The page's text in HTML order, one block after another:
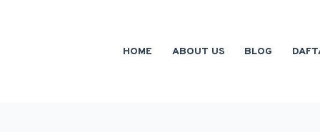
HOME ABOUT US BLOG